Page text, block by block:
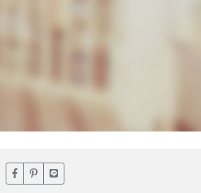
臉書分享(另開新視窗)
噗浪分享(另開新視窗)
Line分享(另開新視窗)